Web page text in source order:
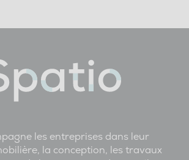
les entreprises dans leur
la conception, les travaux